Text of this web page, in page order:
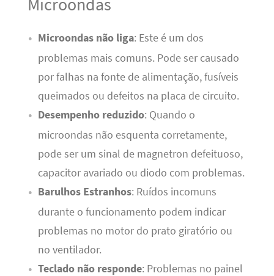
Microondas
Microondas não liga: Este é um dos
problemas mais comuns. Pode ser causado
por falhas na fonte de alimentação, fusíveis
queimados ou defeitos na placa de circuito.
Desempenho reduzido: Quando o
microondas não esquenta corretamente,
pode ser um sinal de magnetron defeituoso,
capacitor avariado ou diodo com problemas.
Barulhos Estranhos: Ruídos incomuns
durante o funcionamento podem indicar
problemas no motor do prato giratório ou
no ventilador.
Teclado não responde: Problemas no painel